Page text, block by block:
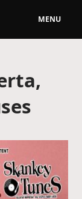
MENU